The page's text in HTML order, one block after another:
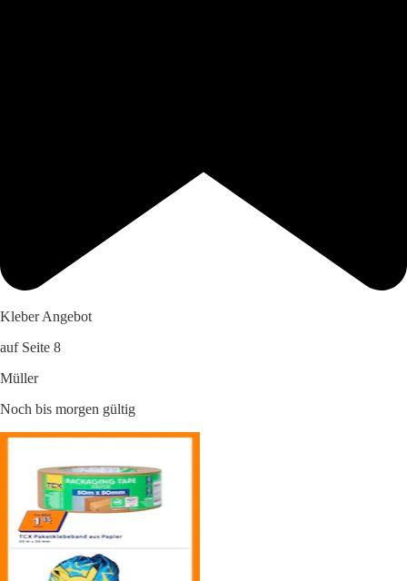
Kleber Angebot
auf Seite 8
Müller
Noch bis morgen gültig